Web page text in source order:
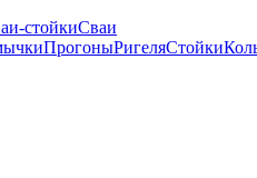
стойкиСваи
ПрогоныРигеляСтойки